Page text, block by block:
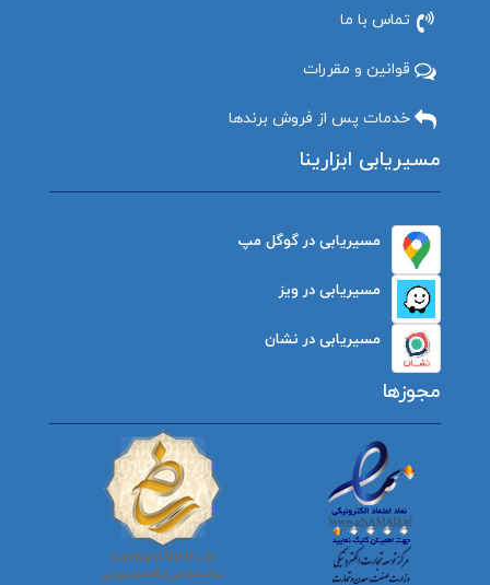
تماس با ما
قوانین و مقررات
خدمات پس از فروش برندها
مسیریابی ابزارینا
مسیریابی در گوگل مپ
مسیریابی در ویز
مسیریابی در نشان
مجوزها